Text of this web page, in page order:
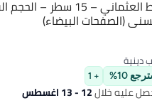
القرآن – الخط العثماني – 15
(الصفحات البيضاء)
10%
+ 1
عليه خلال12 - 13 اغسطس